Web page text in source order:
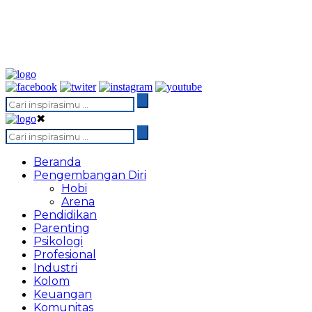
✖
Beranda
Pengembangan Diri
Hobi
Arena
Pendidikan
Parenting
Psikologi
Profesional
Industri
Kolom
Keuangan
Komunitas